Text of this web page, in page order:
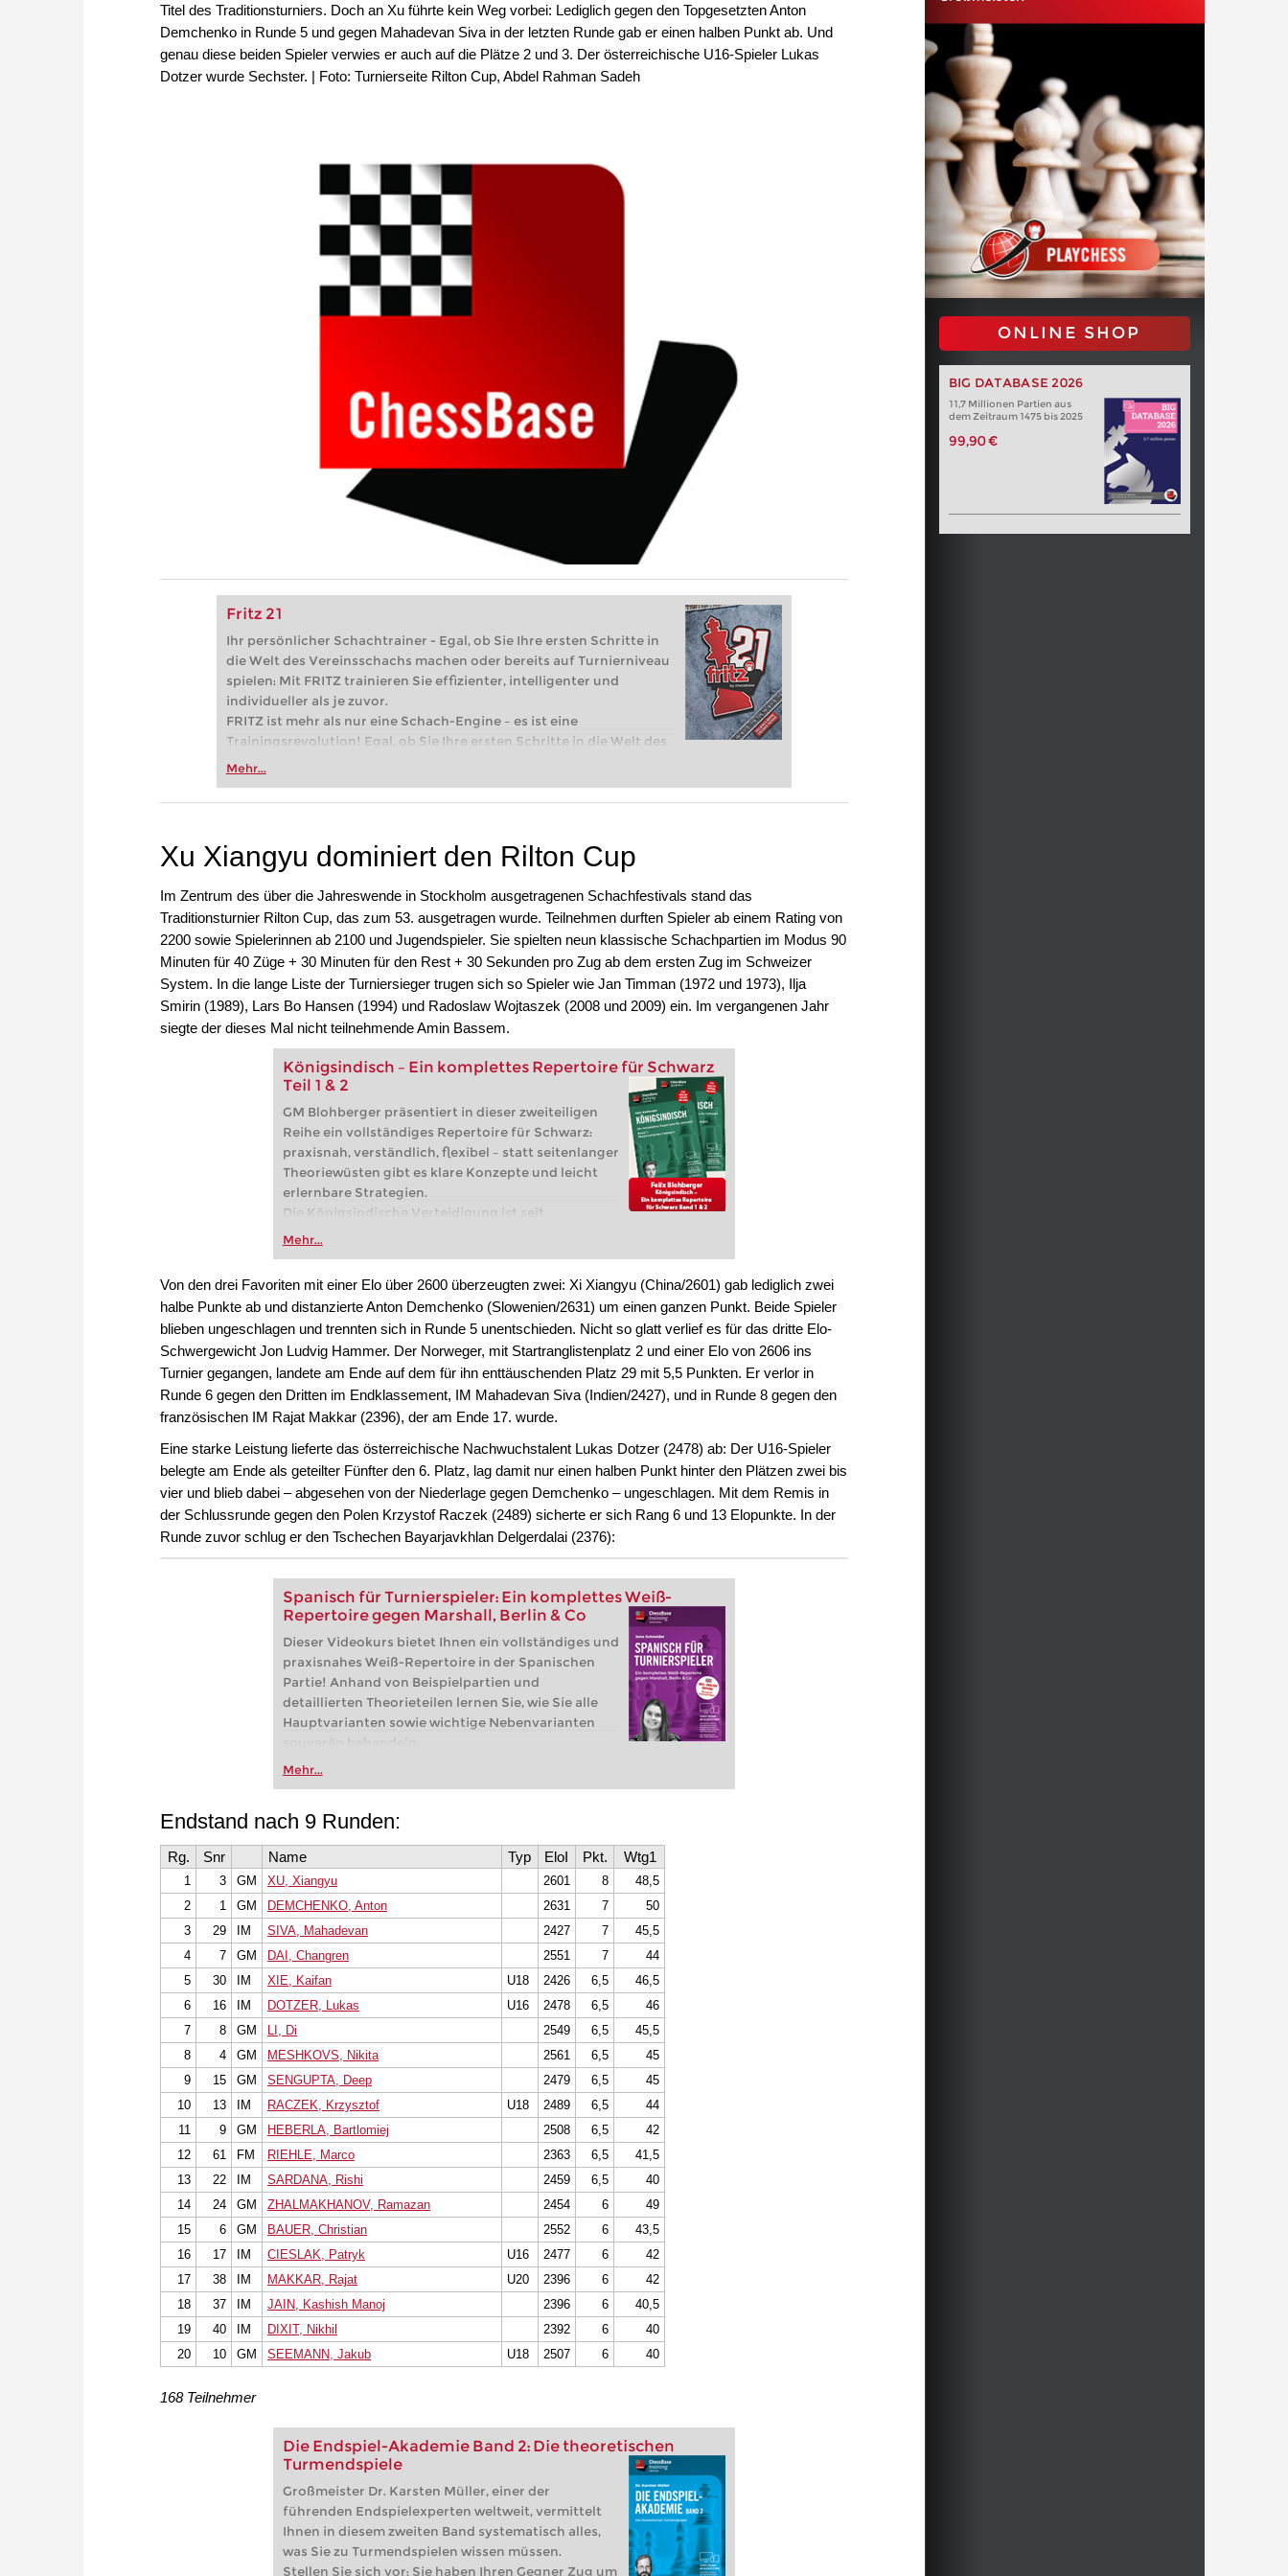
Titel des Traditionsturniers. Doch an Xu führte kein Weg vorbei: Lediglich gegen den Topgesetzten Anton
Demchenko in Runde 5 und gegen Mahadevan Siva in der letzten Runde gab er einen halben Punkt ab. Und
genau diese beiden Spieler verwies er auch auf die Plätze 2 und 3. Der österreichische U16-Spieler Lukas
Dotzer wurde Sechster. | Foto: Turnierseite Rilton Cup, Abdel Rahman Sadeh
Fritz 21
Ihr persönlicher Schachtrainer - Egal, ob Sie Ihre ersten Schritte in
die Welt des Vereinsschachs machen oder bereits auf Turnierniveau
spielen: Mit FRITZ trainieren Sie effizienter, intelligenter und
individueller als je zuvor.
FRITZ ist mehr als nur eine Schach-Engine – es ist eine
Trainingsrevolution! Egal, ob Sie Ihre ersten Schritte in die Welt des
Vereinsschachs machen oder bereits auf Turnierniveau spielen: Mit
zuvor.
Mehr...
ONLINE SHOP
BIG DATABASE 2026
11,7 Millionen Partien aus
dem Zeitraum 1475 bis 2025
99,90 €
Xu Xiangyu dominiert den Rilton Cup
Im Zentrum des über die Jahreswende in Stockholm ausgetragenen Schachfestivals stand das
Traditionsturnier Rilton Cup, das zum 53. ausgetragen wurde. Teilnehmen durften Spieler ab einem Rating von
2200 sowie Spielerinnen ab 2100 und Jugendspieler. Sie spielten neun klassische Schachpartien im Modus 90
Minuten für 40 Züge + 30 Minuten für den Rest + 30 Sekunden pro Zug ab dem ersten Zug im Schweizer
System. In die lange Liste der Turniersieger trugen sich so Spieler wie Jan Timman (1972 und 1973), Ilja
Smirin (1989), Lars Bo Hansen (1994) und Radoslaw Wojtaszek (2008 und 2009) ein. Im vergangenen Jahr
siegte der dieses Mal nicht teilnehmende Amin Bassem.
Königsindisch – Ein komplettes Repertoire für Schwarz
Teil 1 & 2
GM Blohberger präsentiert in dieser zweiteiligen
Reihe ein vollständiges Repertoire für Schwarz:
praxisnah, verständlich, flexibel – statt seitenlanger
Theoriewüsten gibt es klare Konzepte und leicht
erlernbare Strategien.
Die Königsindische Verteidigung ist seit
Jahrzehnten eine der dynamischsten und
haben sie auf höchstem Niveau eingesetzt – und sie
begeistert bis heute, weil sie Schwarz nicht nur
solides Spiel, sondern auch reiche Angriffs- und
Gegenspielmöglichkeiten bietet. Der besondere
Vorteil: Königsindisch ist ein universelles System,
das sich gegen 1.d4, 1.c4 und 1.Sf3 gleichermaßen
anwenden lässt. Großmeister Felix Blohberger,
erfahrener Sekundant, präsentiert in dieser
zweiteiligen Reihe ein vollständiges Repertoire für
Schwarz. Sein Ansatz: praxisnah, verständlich,
flexibel – statt seitenlanger Theoriewüsten gibt es
klare Konzepte und leicht erlernbare Strategien.
Kostenloses Videobeispiel:Einführung
Kostenloses Videobeispiel:London System
Mehr...
Von den drei Favoriten mit einer Elo über 2600 überzeugten zwei: Xi Xiangyu (China/2601) gab lediglich zwei
halbe Punkte ab und distanzierte Anton Demchenko (Slowenien/2631) um einen ganzen Punkt. Beide Spieler
blieben ungeschlagen und trennten sich in Runde 5 unentschieden. Nicht so glatt verlief es für das dritte Elo-
Schwergewicht Jon Ludvig Hammer. Der Norweger, mit Startranglistenplatz 2 und einer Elo von 2606 ins
Turnier gegangen, landete am Ende auf dem für ihn enttäuschenden Platz 29 mit 5,5 Punkten. Er verlor in
Runde 6 gegen den Dritten im Endklassement, IM Mahadevan Siva (Indien/2427), und in Runde 8 gegen den
französischen IM Rajat Makkar (2396), der am Ende 17. wurde.
Eine starke Leistung lieferte das österreichische Nachwuchstalent Lukas Dotzer (2478) ab: Der U16-Spieler
belegte am Ende als geteilter Fünfter den 6. Platz, lag damit nur einen halben Punkt hinter den Plätzen zwei bis
vier und blieb dabei – abgesehen von der Niederlage gegen Demchenko – ungeschlagen. Mit dem Remis in
der Schlussrunde gegen den Polen Krzystof Raczek (2489) sicherte er sich Rang 6 und 13 Elopunkte. In der
Runde zuvor schlug er den Tschechen Bayarjavkhlan Delgerdalai (2376):
Spanisch für Turnierspieler: Ein komplettes Weiß-
Repertoire gegen Marshall, Berlin & Co
Dieser Videokurs bietet Ihnen ein vollständiges und
praxisnahes Weiß-Repertoire in der Spanischen
Partie! Anhand von Beispielpartien und
detaillierten Theorieteilen lernen Sie, wie Sie alle
Hauptvarianten sowie wichtige Nebenvarianten
souverän behandeln.
Dieser Videokurs bietet Ihnen ein vollständiges und
detaillierten Theorieteilen lernen Sie, wie Sie alle
Hauptvarianten sowie wichtige Nebenvarianten
souverän behandeln.
Kostenloses Videobeispiel:
Kostenloses Videobeispiel:
Kostenloses Videobeispiel:Tschigorin: 9...Sa5
10.Lc2 c5 11.d4 Sd7/cxd4
Mehr...
Endstand nach 9 Runden:
Rg. Snr Name Typ EloI Pkt. Wtg1
1 3 GM XU, Xiangyu 2601 8
48,5
2
1 GM DEMCHENKO, Anton 2631 7
50
3
29 IM SIVA, Mahadevan 2427 7
45,5
4
7 GM DAI, Changren 2551 7
44
5
30 IM XIE, Kaifan U18 2426 6,5
46,5
6
16 IM DOTZER, Lukas U16 2478 6,5
46
7
8 GM LI, Di 2549 6,5
45,5
8
4 GM MESHKOVS, Nikita 2561 6,5
45
9
15 GM SENGUPTA, Deep 2479 6,5
45
10
13 IM RACZEK, Krzysztof U18 2489 6,5
44
11
9 GM HEBERLA, Bartlomiej 2508 6,5
42
12
61 FM RIEHLE, Marco 2363 6,5
41,5
13
22 IM SARDANA, Rishi 2459 6,5
40
14
24 GM ZHALMAKHANOV, Ramazan 2454 6
49
15
6 GM BAUER, Christian 2552 6
43,5
16
17 IM CIESLAK, Patryk U16 2477 6
42
17
38 IM MAKKAR, Rajat U20 2396 6
42
18
37 IM JAIN, Kashish Manoj 2396 6
40,5
19
40 IM DIXIT, Nikhil 2392 6
40
20
10 GM SEEMANN, Jakub U18 2507 6 40
168 Teilnehmer
Die Endspiel-Akademie Band 2: Die theoretischen
Turmendspiele
Großmeister Dr. Karsten Müller, einer der
führenden Endspielexperten weltweit, vermittelt
Ihnen in diesem zweiten Band systematisch alles,
was Sie zu Turmendspielen wissen müssen.
Stellen Sie sich vor: Sie haben Ihren Gegner Zug um